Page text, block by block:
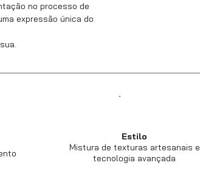
no processo de
expressão única do
Estilo
Mistura de texturas artesanais e
tecnologia avançada